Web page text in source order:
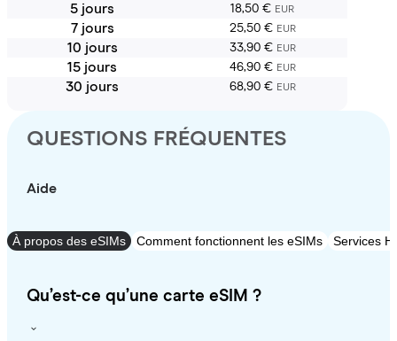
5 jours 18,50 € EUR
7 jours 25,50 € EUR
10 jours 33,90 € EUR
15 jours 46,90 € EUR
30 jours 68,90 € EUR
QUESTIONS FRÉQUENTES
Aide
À propos des eSIMs Comment fonctionnent les eSIMs Services
Qu’est-ce qu’une carte eSIM ?